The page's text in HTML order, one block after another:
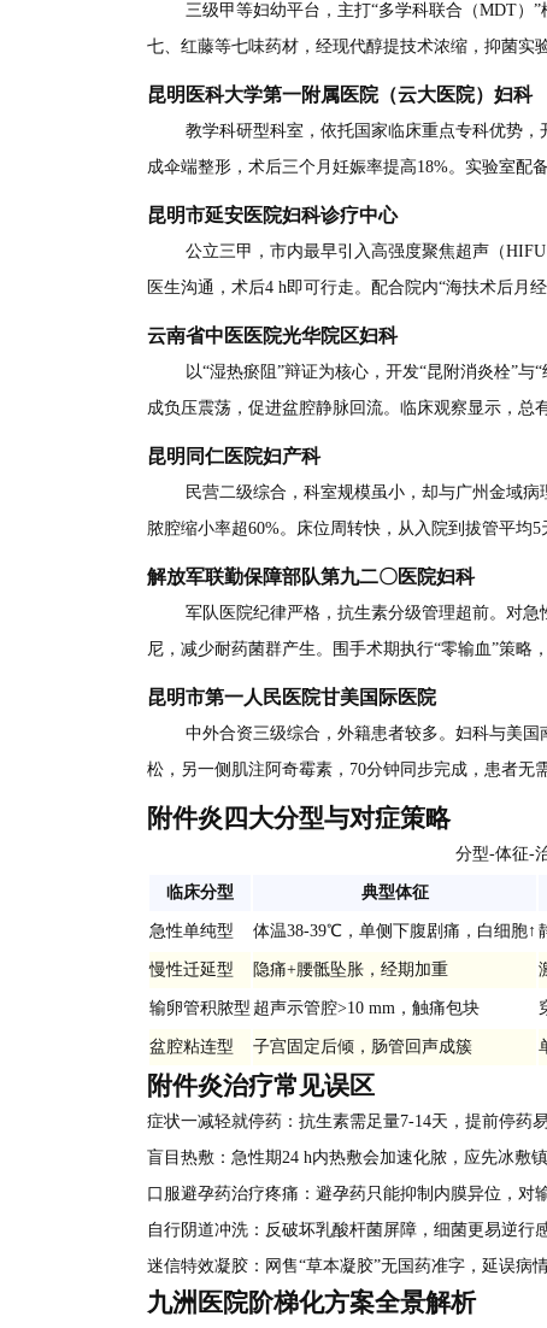
三级甲等妇幼平台，主打“多学科联合（MDT）
七、红藤等七味药材，经现代醇提技术浓缩，抑菌实
昆明医科大学第一附属医院（云大医院）妇科
教学科研型科室，依托国家临床重点专科优势
成伞端整形，术后三个月妊娠率提高18%。实验室配
昆明市延安医院妇科诊疗中心
公立三甲，市内最早引入高强度聚焦超声（
医生沟通，术后4 h即可行走。配合院内“海扶术后月
云南省中医医院光华院区妇科
以“湿热瘀阻”辩证为核心，开发“昆附消炎栓”
成负压震荡，促进盆腔静脉回流。临床观察显示，总
昆明同仁医院妇产科
民营二级综合，科室规模虽小，却与广州金域
脓腔缩小率超60%。床位周转快，从入院到拔管平均5
解放军联勤保障部队第九二〇医院妇科
军队医院纪律严格，抗生素分级管理超前。对
尼，减少耐药菌群产生。围手术期执行“零输血”策略
昆明市第一人民医院甘美国际医院
中外合资三级综合，外籍患者较多。妇科与美
松，另一侧肌注阿奇霉素，70分钟同步完成，患者无
附件炎四大分型与对症策略
分型-体征-
临床分型 典型体征
急性单纯型 体温38-39℃，单侧下腹剧痛，白细胞↑
慢性迁延型 隐痛+腰骶坠胀，经期加重
输卵管积脓型 超声示管腔>10 mm，触痛包块
盆腔粘连型 子宫固定后倾，肠管回声成簇
附件炎治疗常见误区
症状一减轻就停药：抗生素需足量7-14天，提前停药
盲目热敷：急性期24 h内热敷会加速化脓，应先冰敷镇
口服避孕药治疗疼痛：避孕药只能抑制内膜异位，对
自行阴道冲洗：反破坏乳酸杆菌屏障，细菌更易逆行
迷信特效凝胶：网售“草本凝胶”无国药准字，延误病
九洲医院阶梯化方案全景解析